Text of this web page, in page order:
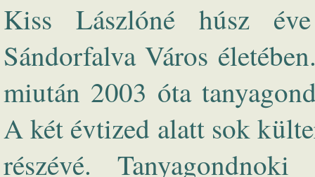
Kiss Lászlóné húsz
Sándorfalva Város
miután 2003 óta
A két évtized alatt sok
részévé.